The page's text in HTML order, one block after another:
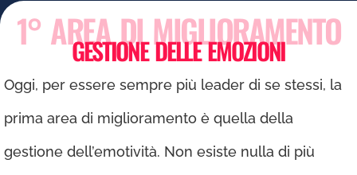
1° AREA DI MIGLIORAMENTO
GESTIONE DELLE EMOZIONI
Oggi, per essere sempre più leader di se stessi, la
prima area di miglioramento è quella della
gestione dell’emotività. Non esiste nulla di più